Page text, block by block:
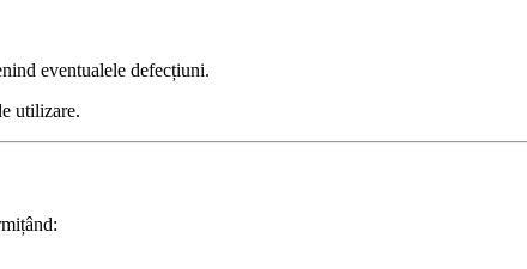
eventualele defecțiuni.
utilizare.